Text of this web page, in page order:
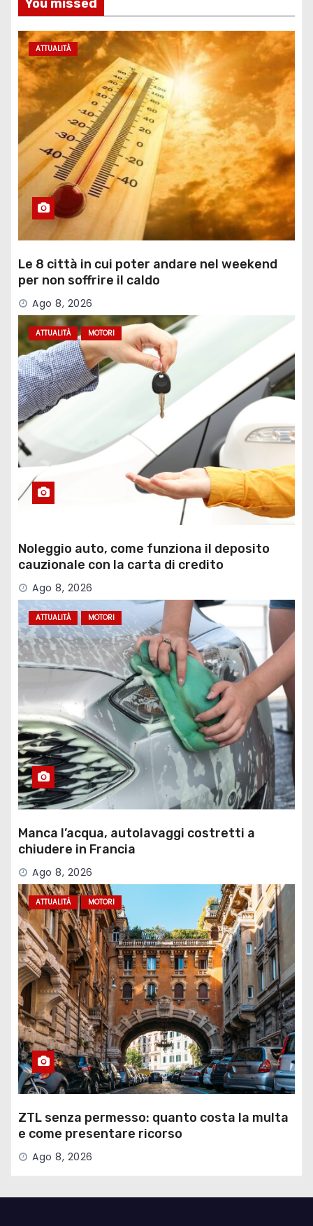
You missed
ATTUALITÀ
Le 8 città in cui poter andare nel weekend
per non soffrire il caldo
Ago 8, 2026
ATTUALITÀ MOTORI
Noleggio auto, come funziona il deposito
cauzionale con la carta di credito
Ago 8, 2026
ATTUALITÀ MOTORI
Manca l’acqua, autolavaggi costretti a
chiudere in Francia
Ago 8, 2026
ATTUALITÀ MOTORI
ZTL senza permesso: quanto costa la multa
e come presentare ricorso
Ago 8, 2026